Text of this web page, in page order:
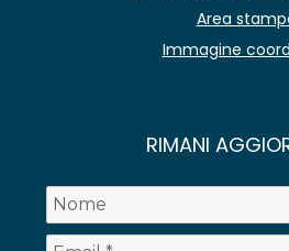
Area
Immagine
RIMANI